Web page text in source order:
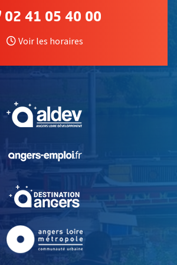
02 41 05 40 00
Voir les horaires
, Ouvre une nouvelle
, Ouvre une nouvelle